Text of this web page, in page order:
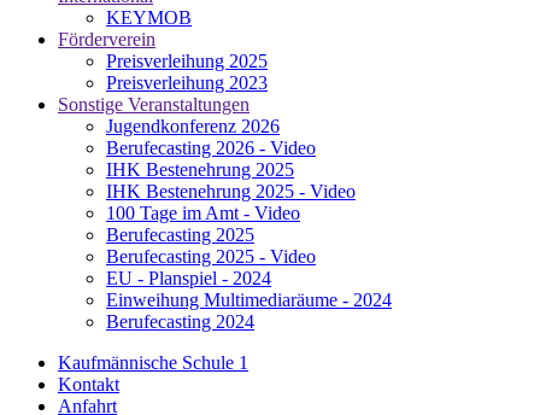
KEYMOB
Förderverein
Preisverleihung 2025
Preisverleihung 2023
Sonstige Veranstaltungen
Jugendkonferenz 2026
Berufecasting 2026 - Video
IHK Bestenehrung 2025
IHK Bestenehrung 2025 - Video
100 Tage im Amt - Video
Berufecasting 2025
Berufecasting 2025 - Video
EU - Planspiel - 2024
Einweihung Multimediaräume - 2024
Berufecasting 2024
Kaufmännische Schule 1
Kontakt
Anfahrt